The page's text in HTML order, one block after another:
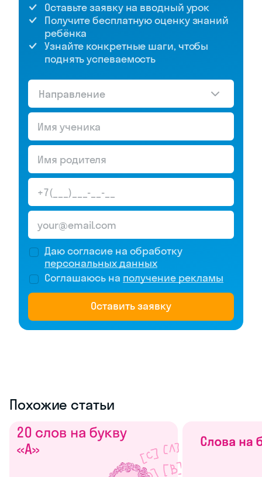
Оставьте заявку на вводный урок
Получите бесплатную оценку знаний
ребёнка
Узнайте конкретные шаги, чтобы
поднять успеваемость
Направление
Даю согласие на обработку
персональных данных
Соглашаюсь на получение рекламы
Оставить заявку
Похожие статьи